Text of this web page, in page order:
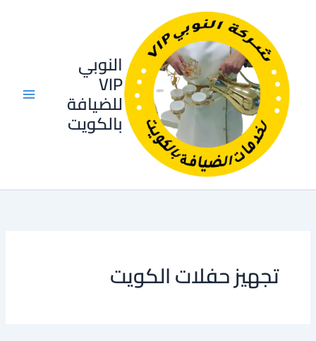
النوبي
VIP
للضيافة
بالكويت
تجهيز حفلات الكويت